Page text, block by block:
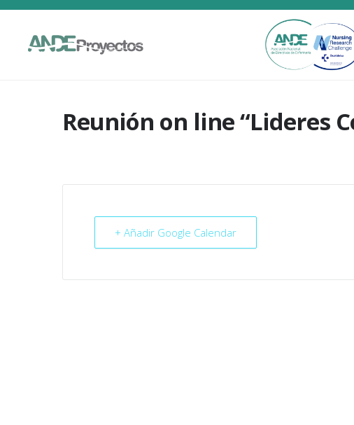
Reunión on line “Lideres
+ Añadir Google Calendar